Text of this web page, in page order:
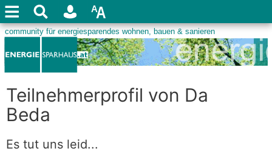
Teilnehmerprofil von Da
Beda
Es tut uns leid...